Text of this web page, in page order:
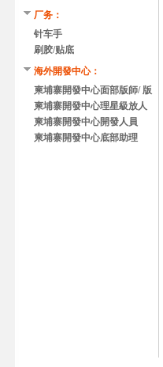
類)
厂务：
针车手
刷胶/贴底
海外開發中心：
柬埔寨開發中心面部版師/ 版
師助理
柬埔寨開發中心理星級放人
員
柬埔寨開發中心開發人員
柬埔寨開發中心底部助理